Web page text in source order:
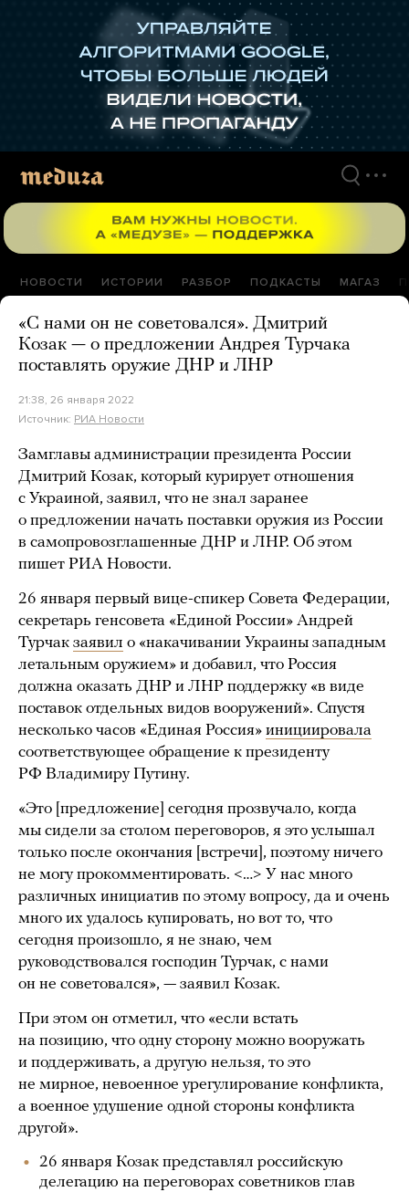
НОВОСТИ ИСТОРИИ РАЗБОР ПОДКАСТЫ МАГАЗ
«С нами он не советовался». Дмитрий
Козак — о предложении Андрея Турчака
поставлять оружие ДНР и ЛНР
21:38, 26 января 2022
Источник: РИА Новости
Замглавы администрации президента России
Дмитрий Козак, который курирует отношения
с Украиной, заявил, что не знал заранее
о предложении начать поставки оружия из России
в самопровозглашенные ДНР и ЛНР. Об этом
пишет РИА Новости.
26 января первый вице-спикер Совета Федерации,
секретарь генсовета «Единой России» Андрей
Турчак заявил о «накачивании Украины западным
летальным оружием» и добавил, что Россия
должна оказать ДНР и ЛНР поддержку «в виде
поставок отдельных видов вооружений». Спустя
несколько часов «Единая Россия» инициировала
соответствующее обращение к президенту
РФ Владимиру Путину.
«Это [предложение] сегодня прозвучало, когда
мы сидели за столом переговоров, я это услышал
только после окончания [встречи], поэтому ничего
не могу прокомментировать. <…> У нас много
различных инициатив по этому вопросу, да и очень
много их удалось купировать, но вот то, что
сегодня произошло, я не знаю, чем
руководствовался господин Турчак, с нами
он не советовался», — заявил Козак.
При этом он отметил, что «если встать
на позицию, что одну сторону можно вооружать
и поддерживать, а другую нельзя, то это
не мирное, невоенное урегулирование конфликта,
а военное удушение одной стороны конфликта
другой».
26 января Козак представлял российскую
делегацию на переговорах советников глав